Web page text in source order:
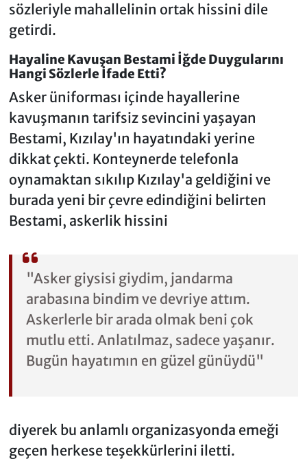
sözleriyle mahallelinin ortak hissini dile
getirdi.
Hayaline Kavuşan Bestami İğde Duygularını
Hangi Sözlerle İfade Etti?
Asker üniforması içinde hayallerine
kavuşmanın tarifsiz sevincini yaşayan
Bestami, Kızılay'ın hayatındaki yerine
dikkat çekti. Konteynerde telefonla
oynamaktan sıkılıp Kızılay'a geldiğini ve
burada yeni bir çevre edindiğini belirten
Bestami, askerlik hissini
"Asker giysisi giydim, jandarma
arabasına bindim ve devriye attım.
Askerlerle bir arada olmak beni çok
mutlu etti. Anlatılmaz, sadece yaşanır.
Bugün hayatımın en güzel günüydü"
diyerek bu anlamlı organizasyonda emeği
geçen herkese teşekkürlerini iletti.